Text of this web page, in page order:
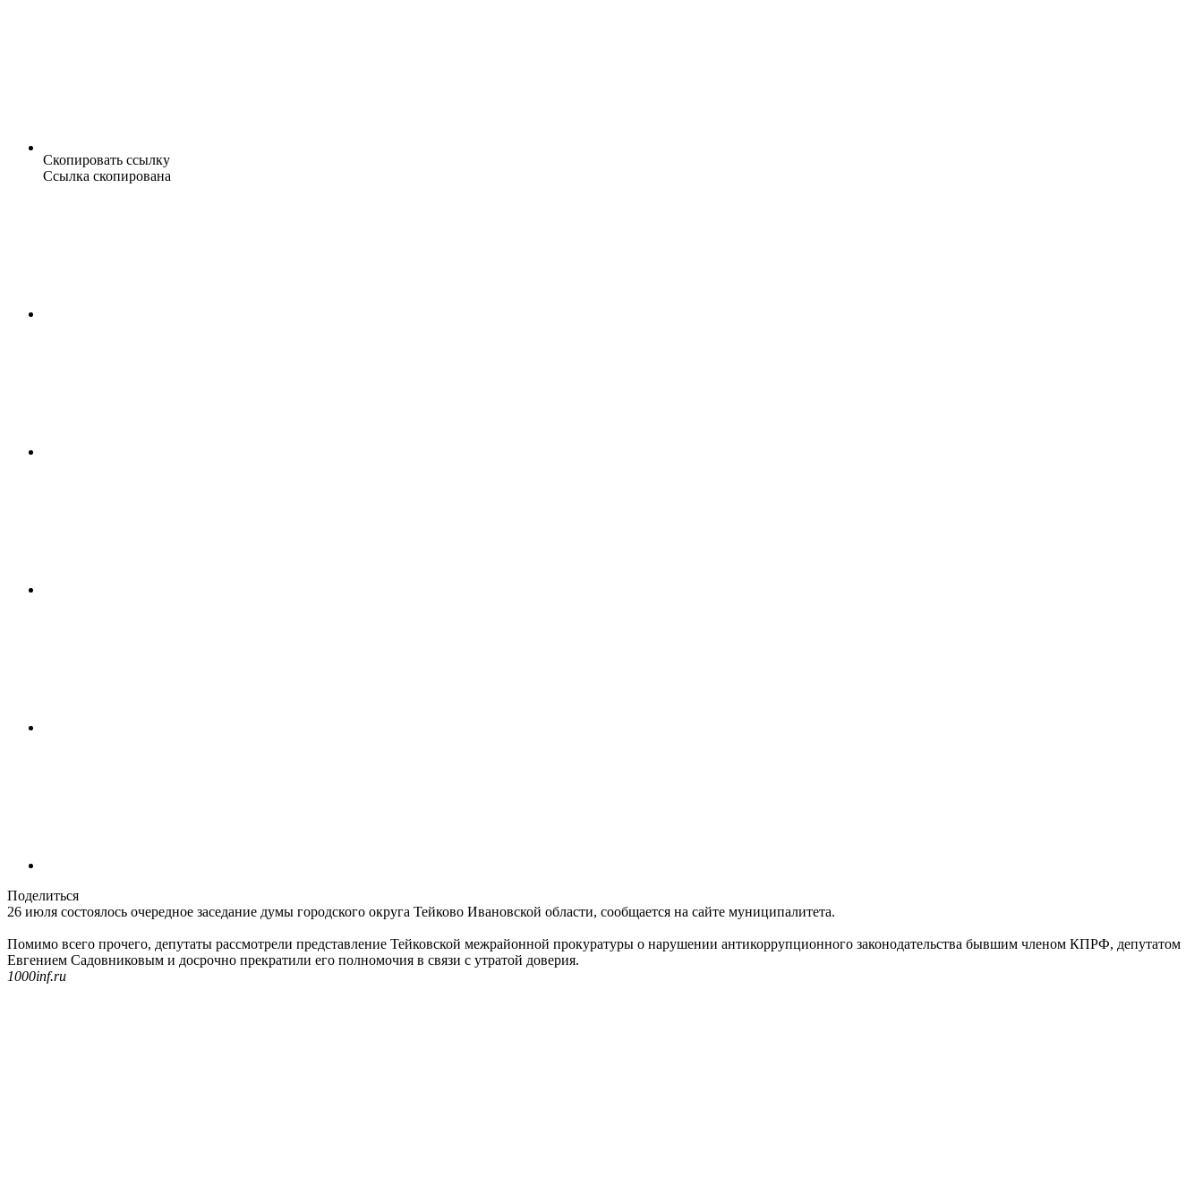
Скопировать ссылку
Ссылка скопирована
Поделиться
26 июля состоялось очередное заседание думы городского округа Тейково Ивановской области, сообщается на сайте муниципалитета.
Помимо всего прочего, депутаты рассмотрели представление Тейковской межрайонной прокуратуры о нарушении антикоррупционного законодательства бывшим членом КПРФ, депутатом
Евгением Садовниковым и досрочно прекратили его полномочия в связи с утратой доверия.
1000inf.ru